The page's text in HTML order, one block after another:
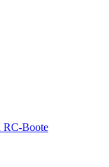
RC-Boote